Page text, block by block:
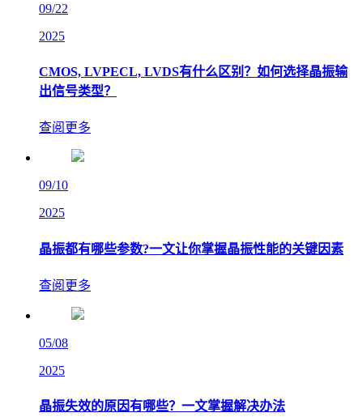
09/22
2025
CMOS, LVPECL, LVDS有什么区别？如何选择晶振输
出信号类型？
查阅更多
09/10
2025
晶振都有哪些参数?一文让你掌握晶振性能的关键因素
查阅更多
05/08
2025
晶振失效的原因有哪些？一文掌握解决办法